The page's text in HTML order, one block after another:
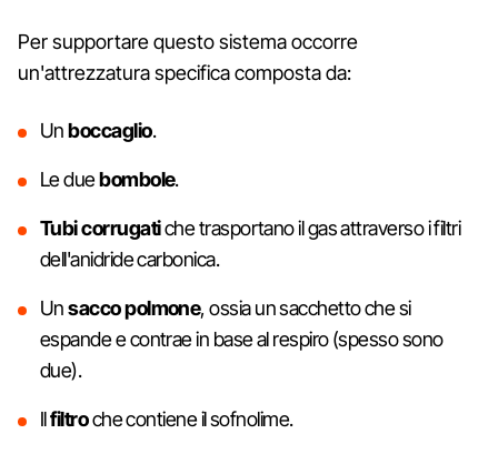
Per supportare questo sistema occorre
un'attrezzatura specifica composta da:
Unboccaglio.
Le duebombole.
Tubi corrugatiche trasportano il gas attraverso i filtri
dell'anidride carbonica.
Unsacco polmone, ossia un sacchetto che si
espande e contrae in base al respiro (spesso sono
due).
Ilfiltroche contiene il sofnolime.